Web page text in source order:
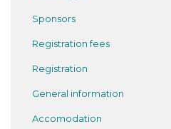
Sponsors
Registration fees
Registration
General information
Accomodation